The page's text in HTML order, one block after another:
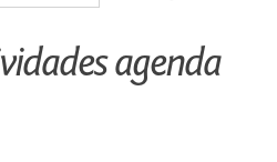
agenda